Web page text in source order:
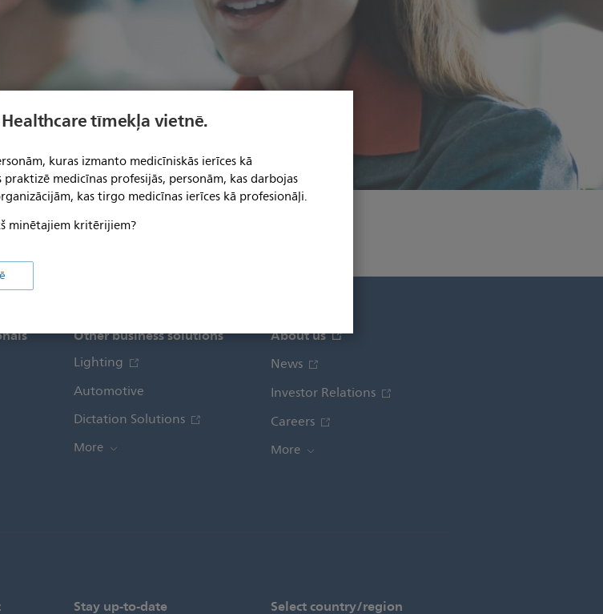
tīmekļa vietnē.
kuras izmanto medicīniskās ierīces kā
medicīnas profesijās, personām, kas darbojas
kas tirgo medicīnas ierīces kā profesionāļi.
minētajiem kritērijiem?
Other business solutions
Lighting
Automotive
Dictation Solutions
More
About us
News
Investor Relations
Careers
More
Stay up-to-date Select country/region